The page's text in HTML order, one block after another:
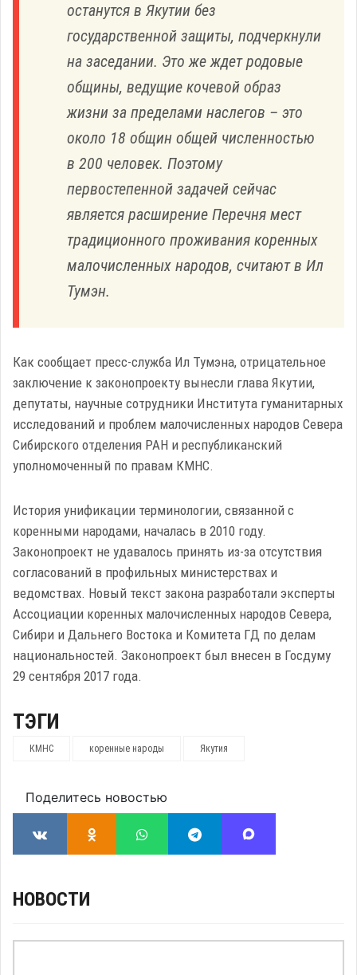
останутся в Якутии без
государственной защиты, подчеркнули
на заседании. Это же ждет родовые
общины, ведущие кочевой образ
жизни за пределами наслегов – это
около 18 общин общей численностью
в 200 человек. Поэтому
первостепенной задачей сейчас
является расширение Перечня мест
традиционного проживания коренных
малочисленных народов, считают в Ил
Тумэн.
Как сообщает пресс-служба Ил Тумэна, отрицательное
заключение к законопроекту вынесли глава Якутии,
депутаты, научные сотрудники Института гуманитарных
исследований и проблем малочисленных народов Севера
Сибирского отделения РАН и республиканский
уполномоченный по правам КМНС.
История унификации терминологии, связанной с
коренными народами, началась в 2010 году.
Законопроект не удавалось принять из-за отсутствия
согласований в профильных министерствах и
ведомствах. Новый текст закона разработали эксперты
Ассоциации коренных малочисленных народов Севера,
Сибири и Дальнего Востока и Комитета ГД по делам
национальностей. Законопроект был внесен в Госдуму
29 сентября 2017 года.
ТЭГИ
КМНС коренные народы Якутия
Поделитесь новостью
НОВОСТИ